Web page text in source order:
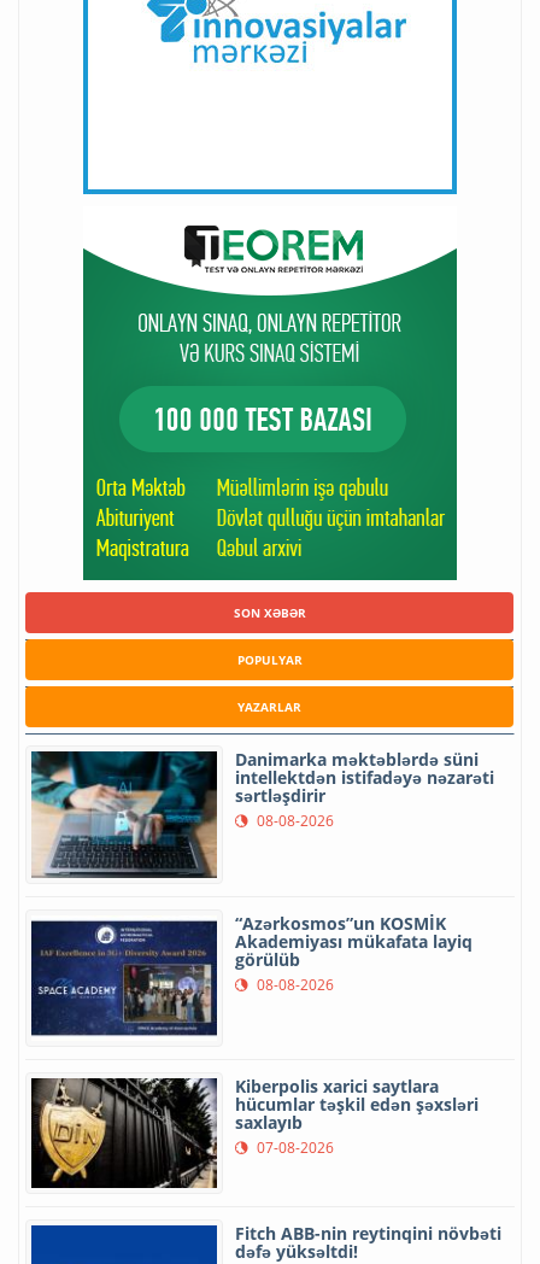
SON XƏBƏR
POPULYAR
YAZARLAR
Danimarka məktəblərdə süni
intellektdən istifadəyə nəzarəti
sərtləşdirir
08-08-2026
“Azərkosmos”un KOSMİK
Akademiyası mükafata layiq
görülüb
08-08-2026
Kiberpolis xarici saytlara
hücumlar təşkil edən şəxsləri
saxlayıb
07-08-2026
Fitch ABB-nin reytinqini növbəti
dəfə yüksəltdi!